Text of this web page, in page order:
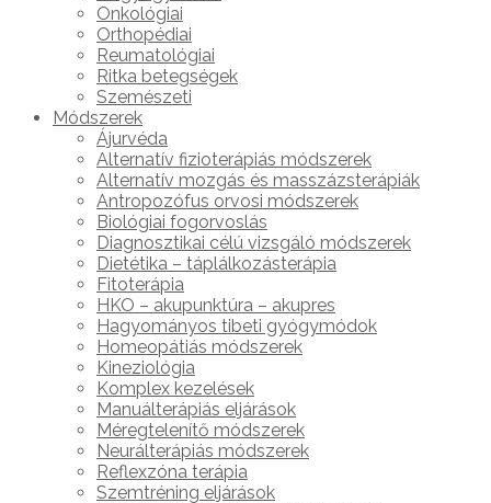
Onkológiai
Orthopédiai
Reumatológiai
Ritka betegségek
Szemészeti
Módszerek
Ájurvéda
Alternatív fizioterápiás módszerek
Alternatív mozgás és masszázsterápiák
Antropozófus orvosi módszerek
Biológiai fogorvoslás
Diagnosztikai célú vizsgáló módszerek
Dietétika – táplálkozásterápia
Fitoterápia
HKO – akupunktúra – akupres
Hagyományos tibeti gyógymódok
Homeopátiás módszerek
Kineziológia
Komplex kezelések
Manuálterápiás eljárások
Méregtelenítő módszerek
Neurálterápiás módszerek
Reflexzóna terápia
Szemtréning eljárások